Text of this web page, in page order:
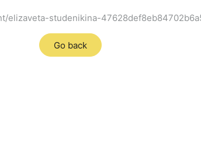
elizaveta-studenikina-
Go back